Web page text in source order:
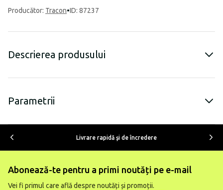
Producător: Tracon•ID: 87237
Descrierea produsului
Parametrii
Livrare rapidă şi de încredere
Abonează-te pentru a primi noutăți pe e-mail
Vei fi primul care află despre noutăți și promoții.